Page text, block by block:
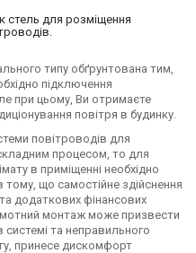
стель для розміщення
типу обґрунтована тим,
підключення
при цьому, Ви отримаєте
повітря в будинку.
повітроводів для
процесом, то для
в приміщенні необхідно
тому, що самостійне здійснення
додаткових фінансових
монтаж може призвести
та неправильного
принесе дискомфорт